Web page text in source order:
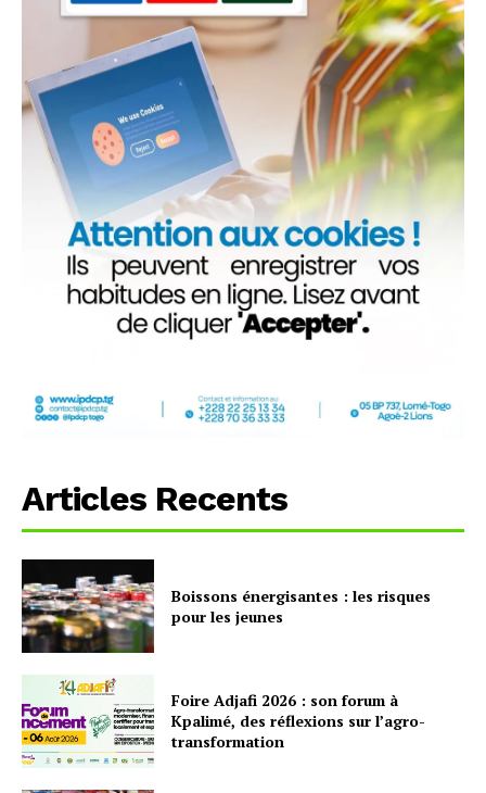
Articles Recents
Boissons énergisantes : les risques
pour les jeunes
Foire Adjafi 2026 : son forum à
Kpalimé, des réflexions sur l’agro-
transformation